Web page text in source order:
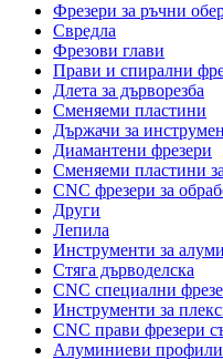
Фрезери за ръчни
Свредла
Фрезови глави
Прави и спирални
Длета за дърворезба
Сменяеми пластини
Държачи за
Диамантени фрезери
Сменяеми пластини
CNC фрезери за
Други
Лепила
Инструменти за
Стяга дърводелска
CNC специални
Инструменти за
CNC прави фрезери
Алуминиеви профили